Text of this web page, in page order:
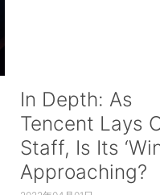
In Depth: As
Tencent Lays
Staff, Is Its
Approaching?